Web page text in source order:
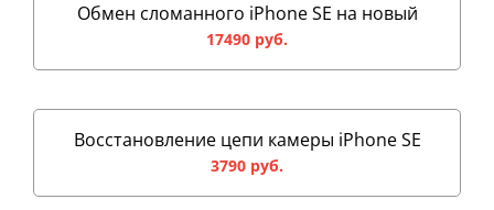
Обмен сломанного iPhone SE на новый
17490 руб.
Восстановление цепи камеры iPhone SE
3790 руб.